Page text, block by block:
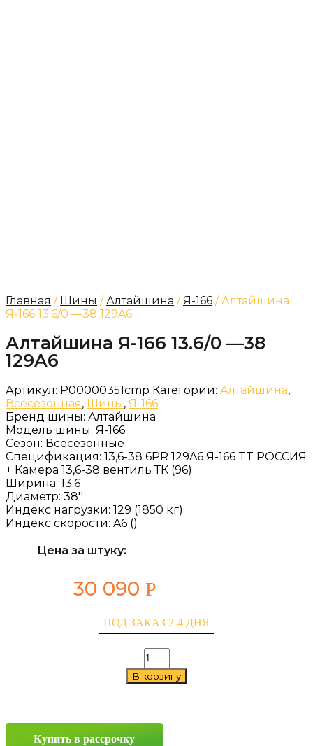
Главная / Шины /Алтайшина /Я-166 / Алтайшина
Я-166 13.6/0 —38 129A6
Алтайшина Я-166 13.6/0 —38
129A6
Артикул: Р00000351cmp Категории: Алтайшина,
Всесезонная, Шины, Я-166
Бренд шины: Алтайшина
Модель шины: Я-166
Сезон: Всесезонные
Спецификация: 13,6-38 6PR 129A6 Я-166 TT РОССИЯ
+ Камера 13,6-38 вентиль ТК (96)
Ширина: 13.6
Диаметр: 38''
Индекс нагрузки: 129 (1850 кг)
Индекс скорости: A6 ()
Цена за штуку:
30 090 Р
ПОД ЗАКАЗ 2-4 ДНЯ
Количество
товара
Алтайшина
В корзину
Купить в рассрочку